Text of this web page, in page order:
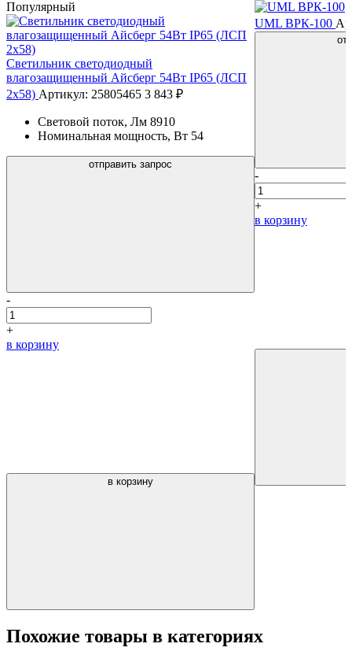
Популярный
Светильник светодиодный
влагозащищенный Айсберг 54Вт IP65 (ЛСП
2х58) Артикул: 25805465 3 843 ₽
Световой поток, Лм 8910
Номинальная мощность, Вт 54
отправить запрос
-
+
в корзину
в корзину
UML ВРК-100
-
+
в корзину
Похожие товары в категориях